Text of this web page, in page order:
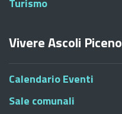
Turismo
Vivere Ascoli Piceno
Calendario Eventi
Sale comunali